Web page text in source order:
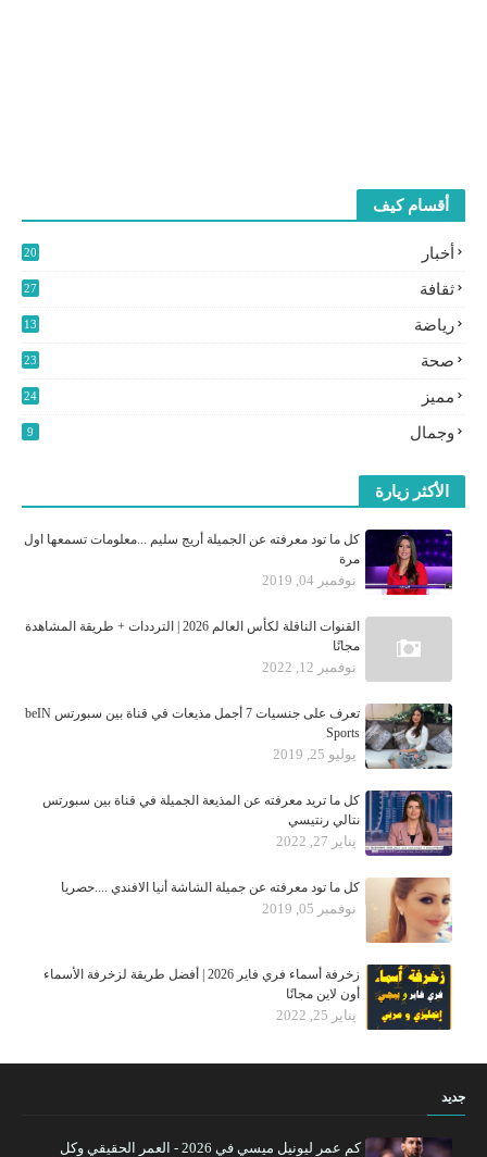
أقسام كيف
أخبار
20
ثقافة
27
رياضة
13
صحة 23
مميز
24
وجمال 9
الأكثر زيارة
كل ما تود معرفته عن الجميلة أريج سليم ...معلومات تسمعها اول
مرة
نوفمبر 04, 2019
القنوات الناقلة لكأس العالم 2026 | الترددات + طريقة المشاهدة
مجانًا
نوفمبر 12, 2022
تعرف على جنسيات 7 أجمل مذيعات في قناة بين سبورتس beIN
Sports
يوليو 25, 2019
كل ما تريد معرفته عن المذيعة الجميلة في قناة بين سبورتس
نتالي رنتيسي
يناير 27, 2022
كل ما تود معرفته عن جميلة الشاشة أنيا الافندي ....حصريا
نوفمبر 05, 2019
زخرفة أسماء فري فاير 2026 | أفضل طريقة لزخرفة الأسماء
أون لاين مجانًا
يناير 25, 2022
جديد
كم عمر ليونيل ميسي في 2026 - العمر الحقيقي وكل